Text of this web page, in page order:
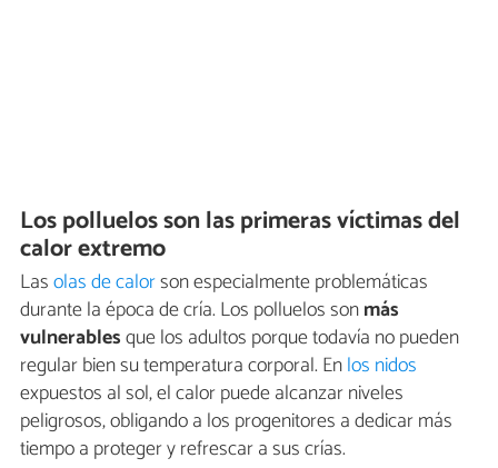
Los polluelos son las primeras víctimas del
calor extremo
Lasolas de calorson especialmente problemáticas
durante la época de cría. Los polluelos sonmás
vulnerablesque los adultos porque todavía no pueden
regular bien su temperatura corporal. Enlos nidos
expuestos al sol, el calor puede alcanzar niveles
peligrosos, obligando a los progenitores a dedicar más
tiempo a proteger y refrescar a sus crías.